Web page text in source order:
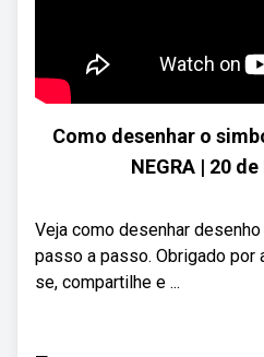
Como desenhar o
NEGRA | 20
Veja como desenhar
passo a passo. Obrigado
se, compartilhe e ...